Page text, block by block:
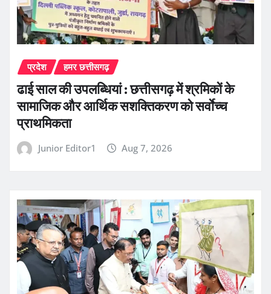
प्रदेश हमर छत्तीसगढ़
ढाई साल की उपलब्धियां : छत्तीसगढ़ में श्रमिकों के
सामाजिक और आर्थिक सशक्तिकरण को सर्वाेच्च
प्राथमिकता
Junior Editor1 Aug 7, 2026